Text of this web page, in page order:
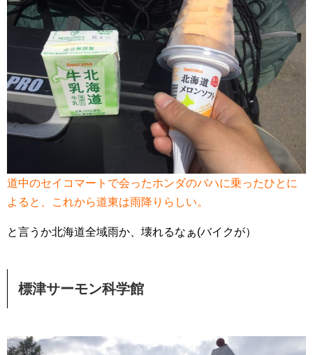
道中のセイコマートで会ったホンダのバハに乗ったひとに
よると、これから道東は雨降りらしい。
と言うか北海道全域雨か、壊れるなぁ(バイクが）
標津サーモン科学館